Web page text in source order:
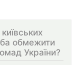
обмежити
України?